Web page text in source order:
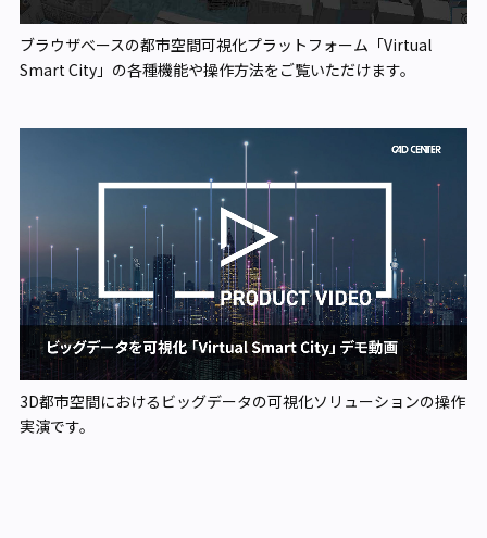
ブラウザベースの都市空間可視化プラットフォーム「Virtual
Smart City」の各種機能や操作方法をご覧いただけます。
3D都市空間におけるビッグデータの可視化ソリューションの操作
実演です。